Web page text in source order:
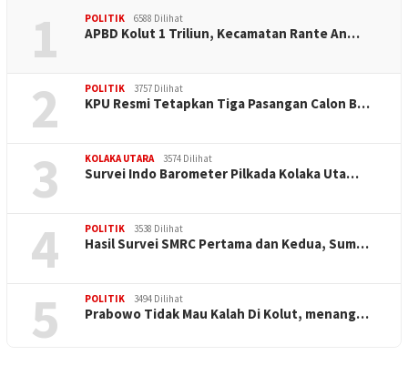
1 POLITIK 6588 Dilihat
APBD Kolut 1 Triliun, Kecamatan Rante An…
2 POLITIK 3757 Dilihat
KPU Resmi Tetapkan Tiga Pasangan Calon B…
3 KOLAKA UTARA 3574 Dilihat
Survei Indo Barometer Pilkada Kolaka Uta…
4 POLITIK 3538 Dilihat
Hasil Survei SMRC Pertama dan Kedua, Sum…
5 POLITIK 3494 Dilihat
Prabowo Tidak Mau Kalah Di Kolut, menang…